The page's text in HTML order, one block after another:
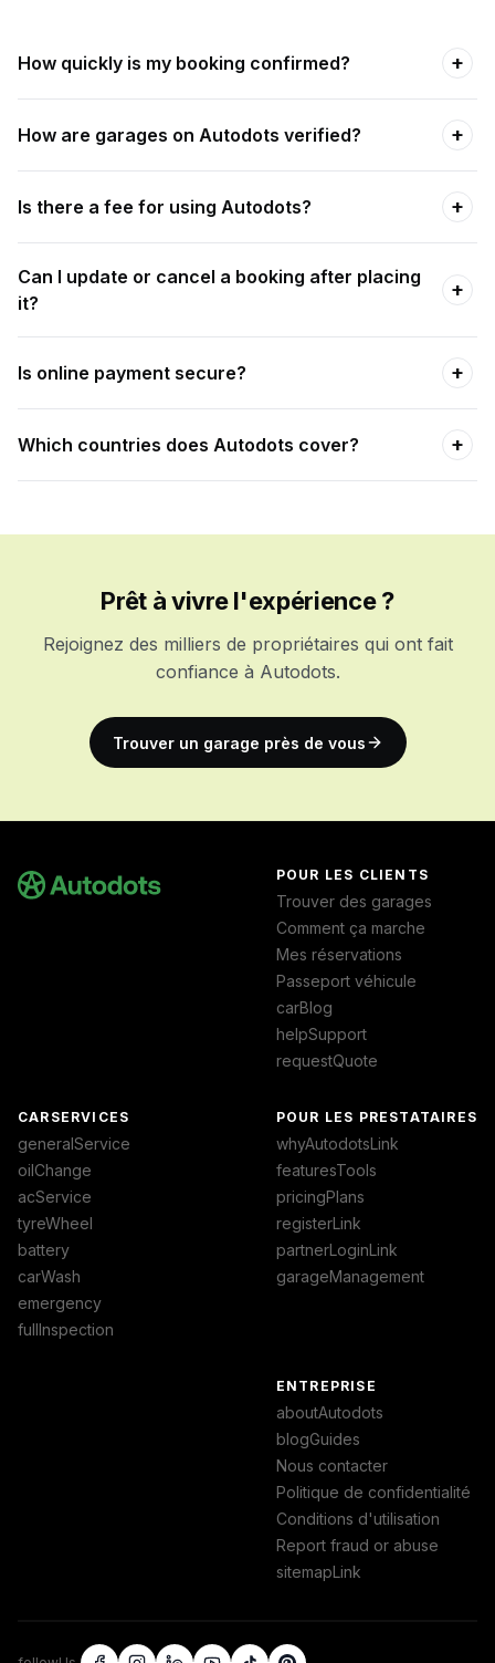
How quickly is my booking confirmed? +
How are garages on Autodots verified? +
Is there a fee for using Autodots? +
Can I update or cancel a booking after placing
it?
+
Is online payment secure? +
Which countries does Autodots cover? +
Prêt à vivre l'expérience ?
Rejoignez des milliers de propriétaires qui ont fait
confiance à Autodots.
Trouver un garage près de vous
POUR LES CLIENTS
Trouver des garages
Comment ça marche
Mes réservations
Passeport véhicule
carBlog
helpSupport
requestQuote
CARSERVICES
generalService
oilChange
acService
tyreWheel
battery
carWash
emergency
fullInspection
POUR LES PRESTATAIRES
whyAutodotsLink
featuresTools
pricingPlans
registerLink
partnerLoginLink
garageManagement
ENTREPRISE
aboutAutodots
blogGuides
Nous contacter
Politique de confidentialité
Conditions d'utilisation
Report fraud or abuse
sitemapLink